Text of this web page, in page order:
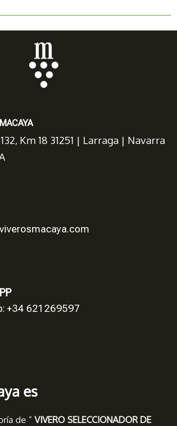
Km 18 31251 | Larraga | Navarra
+34 621269597
es
de ” VIVERO SELECCIONADOR DE